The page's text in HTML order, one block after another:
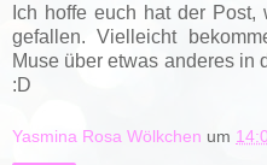
Ich hoffe euch hat der
gefallen. Vielleicht
Muse über etwas anderes in
:D
Yasmina Rosa Wölkchen um